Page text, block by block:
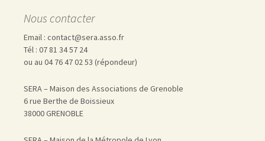
Nous contacter
Email : contact@sera.asso.fr
Tél : 07 81 34 57 24
ou au 04 76 47 02 53 (répondeur)
SERA – Maison des Associations de Grenoble
6 rue Berthe de Boissieux
38000 GRENOBLE